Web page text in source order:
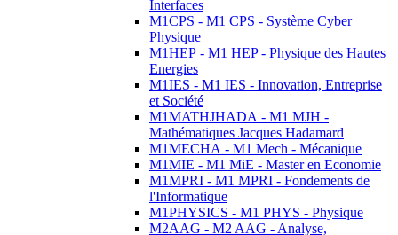
Interfaces
M1CPS - M1 CPS - Système Cyber
Physique
M1HEP - M1 HEP - Physique des Hautes
Energies
M1IES - M1 IES - Innovation, Entreprise
et Société
M1MATHJHADA - M1 MJH -
Mathématiques Jacques Hadamard
M1MECHA - M1 Mech - Mécanique
M1MIE - M1 MiE - Master en Economie
M1MPRI - M1 MPRI - Fondements de
l'Informatique
M1PHYSICS - M1 PHYS - Physique
M2AAG - M2 AAG - Analyse,